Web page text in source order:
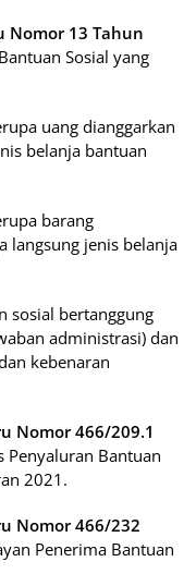
Nomor 13 Tahun
Sosial yang
uang dianggarkan
belanja bantuan
barang
langsung jenis belanja
sosial bertanggung
administrasi) dan
kebenaran
Nomor 466/209.1
Penyaluran Bantuan
2021.
Nomor 466/232
Penerima Bantuan